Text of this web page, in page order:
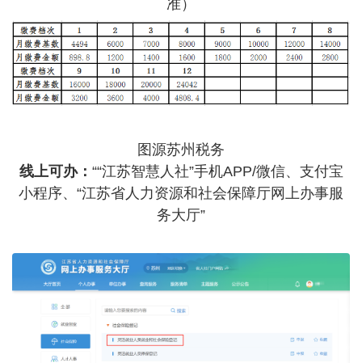
准）
图源苏州税务
线上可办： ““江苏智慧人社”手机APP/微信、支付宝
小程序、“江苏省人力资源和社会保障厅网上办事服
务大厅”